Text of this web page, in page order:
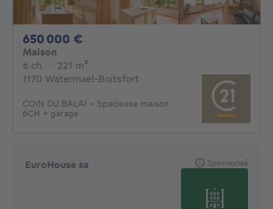
650 000 €
Maison
6 ch. 6 chambres
· 221 m²
1170 Watermael-Boitsfort
COIN DU BALAI – Spacieuse maison
6CH + garage
EuroHouse sa Sponsorisé